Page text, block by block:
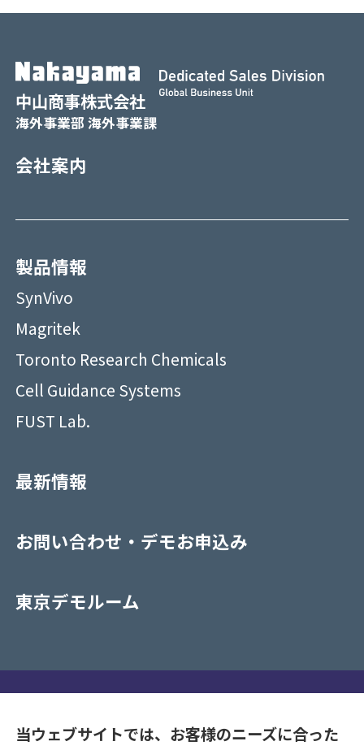
中山商事株式会社
海外事業部 海外事業課
会社案内
製品情報
SynVivo
Magritek
Toronto Research Chemicals
Cell Guidance Systems
FUST Lab.
最新情報
お問い合わせ・デモお申込み
東京デモルーム
当ウェブサイトでは、お客様のニーズに合った